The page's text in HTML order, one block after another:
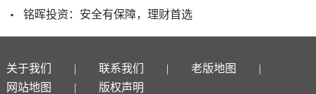
铭晖投资：安全有保障，理财首选
关于我们 联系我们
老版地图
网站地图
版权声明